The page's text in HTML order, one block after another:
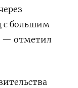
с большим
— отметил